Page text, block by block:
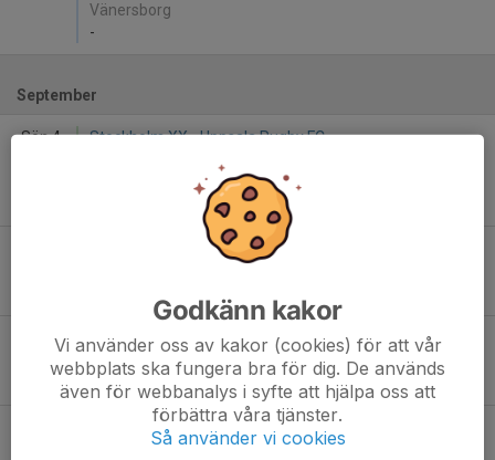
Vänersborg
-
September
Sön 4
Stockholm XX - Uppsala Rugby FC
Stockholm XX - Uppsala Rugby FC
Lör 17
USM - Uppsala Rugby FC
Sandbrogatan 2, 749 49 Enköping
-
USM - Uppsala Rugby FC
Sandbrogatan 2, 749 49 Enköping
Godkänn kakor
Vi använder oss av kakor (cookies) för att vår
webbplats ska fungera bra för dig. De används
även för webbanalys i syfte att hjälpa oss att
förbättra våra tjänster.
Så använder vi cookies